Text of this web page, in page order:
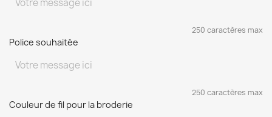
250 caractères max
Police souhaitée
250 caractères max
Couleur de fil pour la broderie